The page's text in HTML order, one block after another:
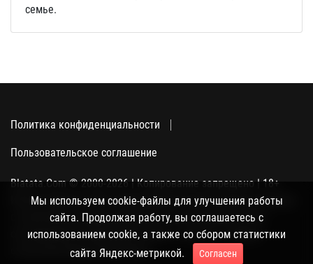
семье.
Политика конфиденциальности
Пользовательское соглашение
Blatata.Com © 2000-2026 | Копирование запрещено | 18+
Использование сайта подразумевает ваше полное согласие
с политикой конфиденциальности, пользовательским
соглашением и поддержкой куки, а также со сбором
статистики Яндекс-метрикой.
Мы используем cookie-файлы для улучшения работы
сайта. Продолжая работу, вы соглашаетесь с
использованием cookie, а также со сбором статистики
сайта Яндекс-метрикой.
Согласен